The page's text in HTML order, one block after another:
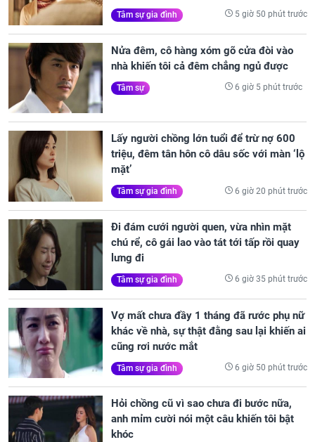
Tâm sự gia đình 5 giờ 50 phút trước
Nửa đêm, cô hàng xóm gõ cửa đòi vào
nhà khiến tôi cả đêm chẳng ngủ được
Tâm sự 6 giờ 5 phút trước
Lấy người chồng lớn tuổi để trừ nợ 600
triệu, đêm tân hôn cô dâu sốc với màn ‘lộ
mặt’
Tâm sự gia đình 6 giờ 20 phút trước
Đi đám cưới người quen, vừa nhìn mặt
chú rể, cô gái lao vào tát tới tấp rồi quay
lưng đi
Tâm sự gia đình 6 giờ 35 phút trước
Vợ mất chưa đầy 1 tháng đã rước phụ nữ
khác về nhà, sự thật đằng sau lại khiến ai
cũng rơi nước mắt
Tâm sự gia đình 6 giờ 50 phút trước
Hỏi chồng cũ vì sao chưa đi bước nữa,
anh mỉm cười nói một câu khiến tôi bật
khóc